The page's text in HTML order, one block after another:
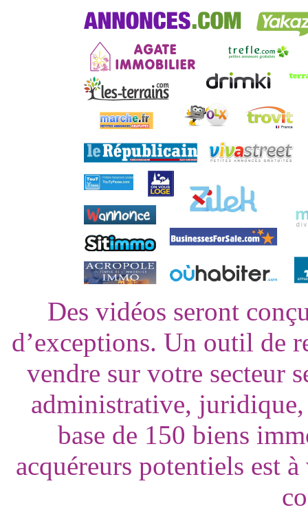
Des vidéos seront
d’exceptions. Un outil de
vendre sur votre secteur
administrative, juridique,
base de 150 biens
acquéreurs potentiels est